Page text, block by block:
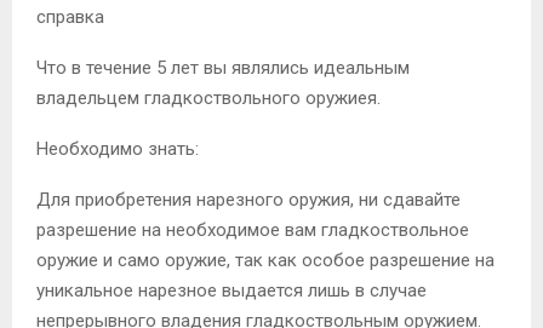
справка
Что в течение 5 лет вы являлись идеальным
владельцем гладкоствольного оружиея.
Необходимо знать:
Для приобретения нарезного оружия, ни сдавайте
разрешение на необходимое вам гладкоствольное
оружие и само оружие, так как особое разрешение на
уникальное нарезное выдается лишь в случае
непрерывного владения гладкоствольным оружием.